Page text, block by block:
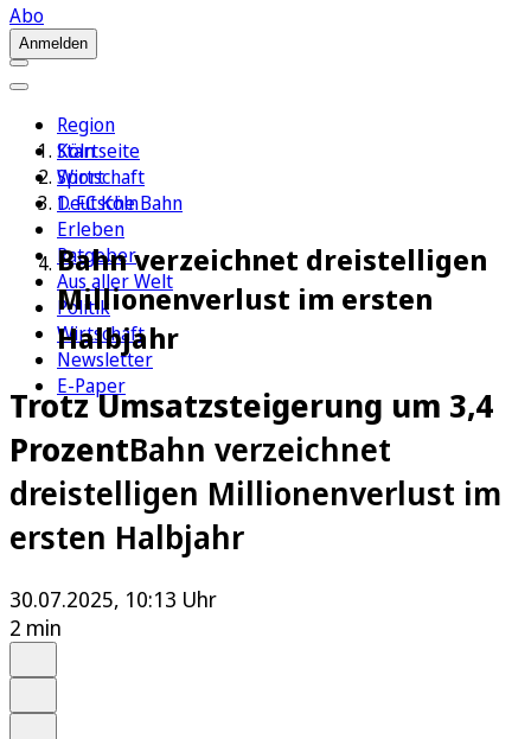
Abo
Anmelden
Region
Köln
Sport
1. FC Köln
Erleben
Ratgeber
Aus aller Welt
Politik
Wirtschaft
Newsletter
E-Paper
Startseite
Wirtschaft
Deutsche Bahn
Bahn verzeichnet dreistelligen
Millionenverlust im ersten
Halbjahr
Trotz Umsatzsteigerung um 3,4
ProzentBahn verzeichnet
dreistelligen Millionenverlust im
ersten Halbjahr
30.07.2025, 10:13 Uhr
2 min